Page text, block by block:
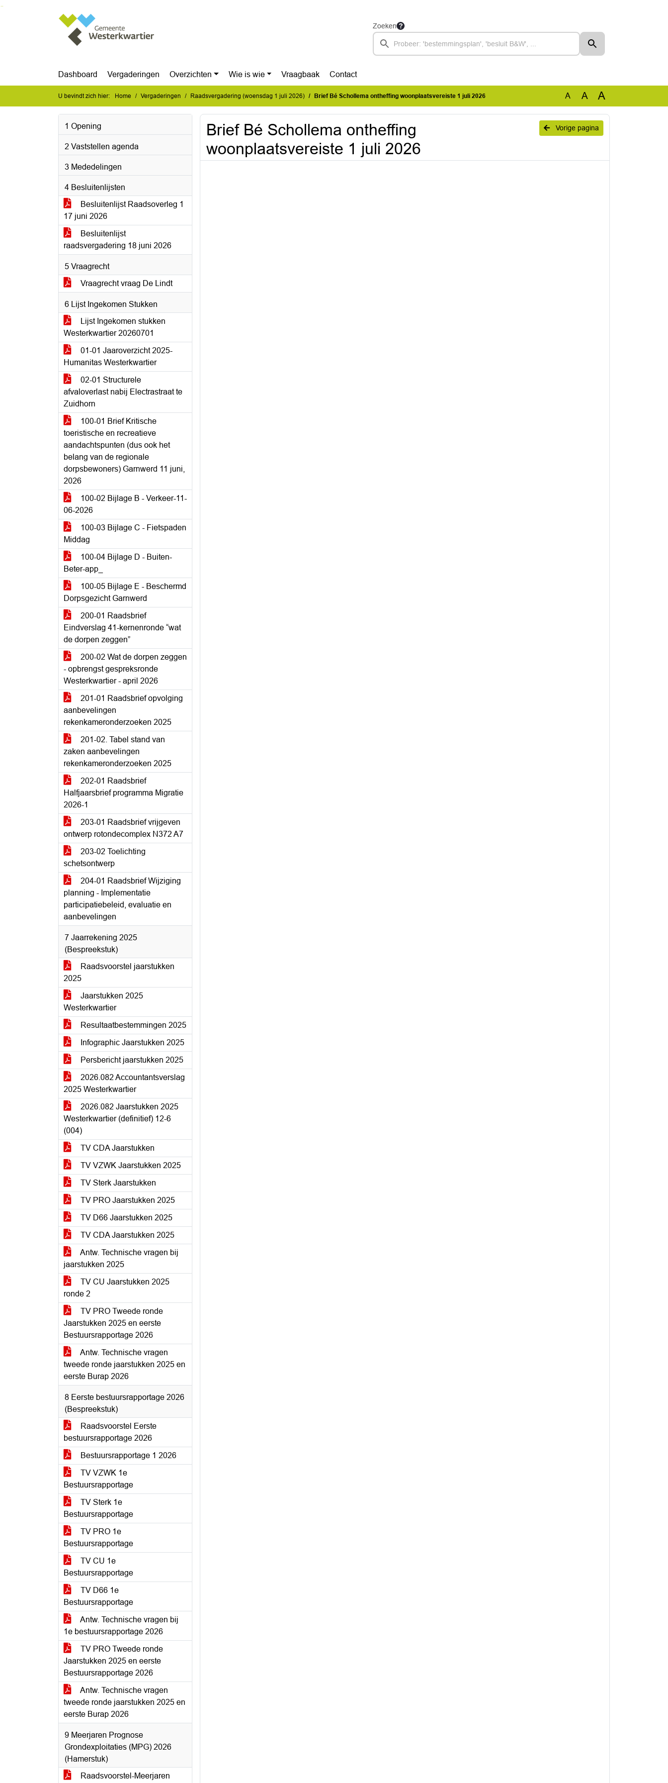
Zoeken
Dashboard Vergaderingen Overzichten Wie is wie Vraagbaak Contact
U bevindt zich hier: Home Vergaderingen Raadsvergadering (woensdag 1 juli 2026) Brief Bé Schollema ontheffing woonplaatsvereiste 1 juli 2026 A A A
1 Opening
2 Vaststellen agenda
3 Mededelingen
4 Besluitenlijsten
Besluitenlijst Raadsoverleg 1
17 juni 2026
Besluitenlijst
raadsvergadering 18 juni 2026
5 Vraagrecht
Vraagrecht vraag De Lindt
6 Lijst Ingekomen Stukken
Lijst Ingekomen stukken
Westerkwartier 20260701
01-01 Jaaroverzicht 2025-
Humanitas Westerkwartier
02-01 Structurele
afvaloverlast nabij Electrastraat te
Zuidhorn
100-01 Brief Kritische
toeristische en recreatieve
aandachtspunten (dus ook het
belang van de regionale
dorpsbewoners) Garnwerd 11 juni,
2026
100-02 Bijlage B - Verkeer-11-
06-2026
100-03 Bijlage C - Fietspaden
Middag
100-04 Bijlage D - Buiten-
Beter-app_
100-05 Bijlage E - Beschermd
Dorpsgezicht Garnwerd
200-01 Raadsbrief
Eindverslag 41-kernenronde “wat
de dorpen zeggen”
200-02 Wat de dorpen zeggen
- opbrengst gespreksronde
Westerkwartier - april 2026
201-01 Raadsbrief opvolging
aanbevelingen
rekenkameronderzoeken 2025
201-02. Tabel stand van
zaken aanbevelingen
rekenkameronderzoeken 2025
202-01 Raadsbrief
Halfjaarsbrief programma Migratie
2026-1
203-01 Raadsbrief vrijgeven
ontwerp rotondecomplex N372 A7
203-02 Toelichting
schetsontwerp
204-01 Raadsbrief Wijziging
planning - Implementatie
participatiebeleid, evaluatie en
aanbevelingen
7 Jaarrekening 2025
(Bespreekstuk)
Raadsvoorstel jaarstukken
2025
Jaarstukken 2025
Westerkwartier
Resultaatbestemmingen 2025
Infographic Jaarstukken 2025
Persbericht jaarstukken 2025
2026.082 Accountantsverslag
2025 Westerkwartier
2026.082 Jaarstukken 2025
Westerkwartier (definitief) 12-6
(004)
TV CDA Jaarstukken
TV VZWK Jaarstukken 2025
TV Sterk Jaarstukken
TV PRO Jaarstukken 2025
TV D66 Jaarstukken 2025
TV CDA Jaarstukken 2025
Antw. Technische vragen bij
jaarstukken 2025
TV CU Jaarstukken 2025
ronde 2
TV PRO Tweede ronde
Jaarstukken 2025 en eerste
Bestuursrapportage 2026
Antw. Technische vragen
tweede ronde jaarstukken 2025 en
eerste Burap 2026
8 Eerste bestuursrapportage 2026
(Bespreekstuk)
Raadsvoorstel Eerste
bestuursrapportage 2026
Bestuursrapportage 1 2026
TV VZWK 1e
Bestuursrapportage
TV Sterk 1e
Bestuursrapportage
TV PRO 1e
Bestuursrapportage
TV CU 1e
Bestuursrapportage
TV D66 1e
Bestuursrapportage
Antw. Technische vragen bij
1e bestuursrapportage 2026
TV PRO Tweede ronde
Jaarstukken 2025 en eerste
Bestuursrapportage 2026
Antw. Technische vragen
tweede ronde jaarstukken 2025 en
eerste Burap 2026
9 Meerjaren Prognose
Grondexploitaties (MPG) 2026
(Hamerstuk)
Raadsvoorstel-Meerjaren
Vorige pagina
Brief Bé Schollema ontheffing
woonplaatsvereiste 1 juli 2026